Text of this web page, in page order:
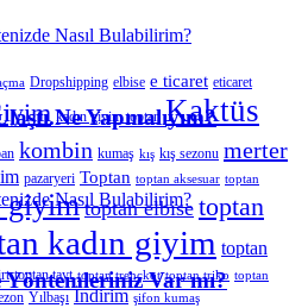
Yapmalıyım?
Var mı?
Dropshipping elbise e ticaret eticaret
kadın giyim toptan Kaktüs
kombin kumaş kış kış sezonu merter
pazaryeri Toptan toptan aksesuar toptan
giyim toptan elbise toptan
kadın giyim toptan
toptan tayt toptan trençkot toptan triko toptan
Yılbaşı İndirim şifon kumaş